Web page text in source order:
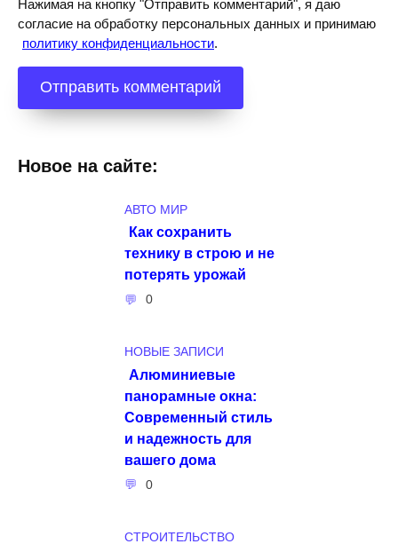
Нажимая на кнопку "Отправить комментарий", я даю
согласие на обработку персональных данных и принимаю
политику конфиденциальности.
Новое на сайте:
АВТО МИР
Как сохранить
технику в строю и не
потерять урожай
0
НОВЫЕ ЗАПИСИ
Алюминиевые
панорамные окна:
Современный стиль
и надежность для
вашего дома
0
СТРОИТЕЛЬСТВО